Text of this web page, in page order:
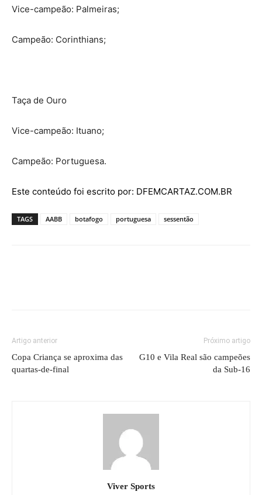
Vice-campeão: Palmeiras;
Campeão: Corinthians;
Taça de Ouro
Vice-campeão: Ituano;
Campeão: Portuguesa.
Este conteúdo foi escrito por: DFEMCARTAZ.COM.BR
TAGS AABB botafogo portuguesa sessentão
Artigo anterior
Copa Criança se aproxima das
quartas-de-final
Próximo artigo
G10 e Vila Real são campeões
da Sub-16
Viver Sports